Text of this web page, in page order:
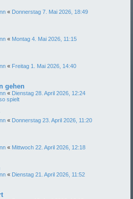
« Donnerstag 7. Mai 2026, 18:49
« Montag 4. Mai 2026, 11:15
« Freitag 1. Mai 2026, 14:40
gehen
« Dienstag 28. April 2026, 12:24
spielt
« Donnerstag 23. April 2026, 11:20
« Mittwoch 22. April 2026, 12:18
« Dienstag 21. April 2026, 11:52